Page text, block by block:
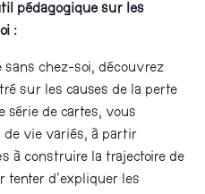
pédagogique sur les
:
chez-soi, découvrez
sur les causes de la perte
série de cartes, vous
de vie variés, à partir
à construire la trajectoire de
tenter d’expliquer les